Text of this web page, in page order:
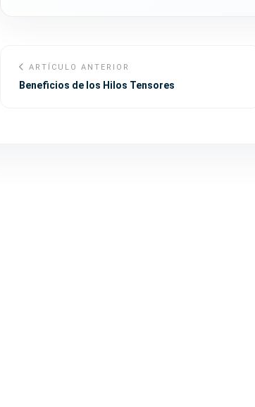
ARTÍCULO ANTERIOR
Beneficios de los Hilos Tensores